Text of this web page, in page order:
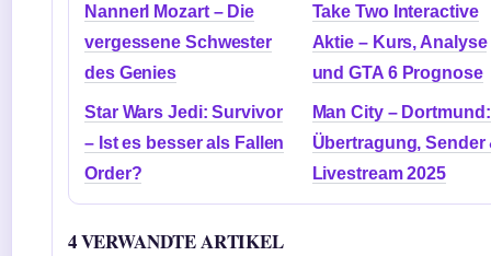
Nannerl Mozart – Die
vergessene Schwester
des Genies
Take Two Interactive
Aktie – Kurs, Analyse
und GTA 6 Prognose
Star Wars Jedi: Survivor
– Ist es besser als Fallen
Order?
Man City – Dortmund:
Übertragung, Sender
Livestream 2025
4 VERWANDTE ARTIKEL